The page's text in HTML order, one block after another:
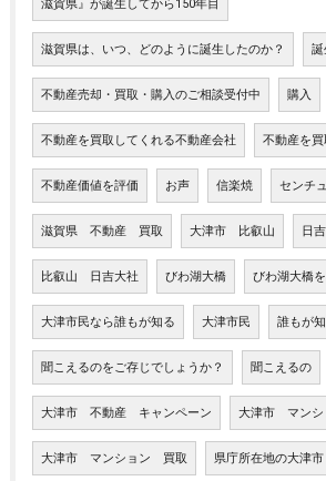
滋賀県』が誕生してから150年目
滋賀県は、いつ、どのように誕生したのか？ 誕
不動産売却・買取・購入のご相談受付中 購入
不動産を買取してくれる不動産会社 不動産を買
不動産価値を評価 お声 信楽焼 センチ
滋賀県 不動産 買取 大津市 比叡山 日
比叡山 日吉大社 びわ湖大橋 びわ湖大橋
大津市民なら誰もが知る 大津市民 誰もが
聞こえるのをご存じでしょうか？ 聞こえるの
大津市 不動産 キャンペーン 大津市 マンシ
大津市 マンション 買取 県庁所在地の大津市